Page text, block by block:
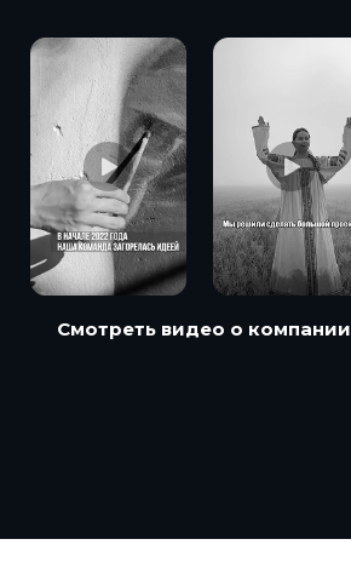
Смотреть видео о компании